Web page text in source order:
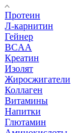
Протеин
Л-карнитин
Гейнер
BCAA
Креатин
Изолят
Жиросжигатели
Коллаген
Витамины
Напитки
Глютамин